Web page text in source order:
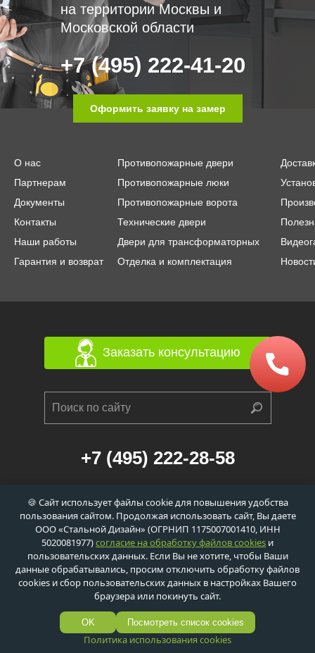
на территории Москвы и
Московской области
+7 (495) 222-41-20
Оформить заявку на замер
О нас
Партнерам
Документы
Контакты
Наши работы
Гарантия и возврат
Противопожарные двери
Противопожарные люки
Противопожарные ворота
Технические двери
Двери для трансформаторных
Отделка и комплектация
Политика обработки персональных данных
Политика обработки сookie-файлов
© ООО «Стальной Дизайн»,
Заказать консультацию
+7 (495) 222-28-58
к. 1 (станция метро «Сокол», 560м)
info@dveri-ei-60.ru
🍪 Сайт использует файлы cookie для повышения удобства
пользования сайтом. Продолжая использовать сайт, Вы даете
ООО «Стальной Дизайн» (ОГРНИП 1175007001410, ИНН
5020081977)согласие на обработку файлов cookies и
пользовательских данных. Если Вы не хотите, чтобы Ваши
данные обрабатывались, просим отключить обработку файлов
cookies и сбор пользовательских данных в настройках Вашего
браузера или покинуть сайт.
OK Посмотреть список cookies
Политика использования cookies